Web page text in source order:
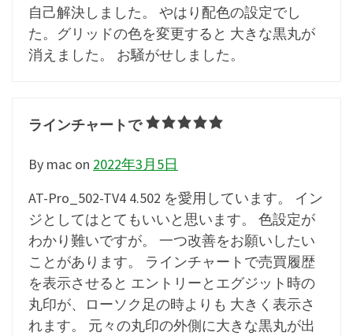
自己解決しました。 やはり配色の設定でし
た。グリッドの色を変更すると 大きな黒丸が
消えました。 お騒がせしました。
ラインチャートで
By mac on 2022年3月5日
AT-Pro_502-TV4 4.502 を愛用しています。 イン
ジとしてはとてもいいと思います。 色設定が
わかり難いですが。 一つ改善をお願いしたい
ことがあります。 ラインチャートで売買履歴
を表示させると エントリーとエグジット時の
丸印が、ローソク足の時よりも 大きく表示さ
れます。 元々の丸印の外側に大きな黒丸が出